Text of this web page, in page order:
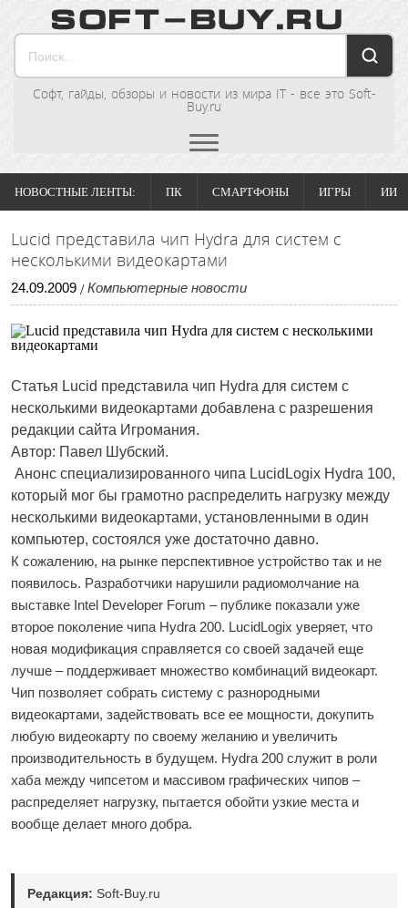
Софт, гайды, обзоры и новости из мира IT - все это Soft-
Buy.ru
НОВОСТНЫЕ ЛЕНТЫ: ПК СМАРТФОНЫ ИГРЫ ИИ
Lucid представила чип Hydra для систем с
несколькими видеокартами
24.09.2009 / Компьютерные новости
Статья Lucid представила чип Hydra для систем с
несколькими видеокартами добавлена с разрешения
редакции сайта Игромания.
Автор: Павел Шубский.
Анонс специализированного чипа LucidLogix Hydra 100,
который мог бы грамотно распределить нагрузку между
несколькими видеокартами, установленными в один
компьютер, состоялся уже достаточно давно.
К сожалению, на рынке перспективное устройство так и не
появилось. Разработчики нарушили радиомолчание на
выставке Intel Developer Forum – публике показали уже
второе поколение чипа Hydra 200. LucidLogix уверяет, что
новая модификация справляется со своей задачей еще
лучше – поддерживает множество комбинаций видеокарт.
Чип позволяет собрать систему с разнородными
видеокартами, задействовать все ее мощности, докупить
любую видеокарту по своему желанию и увеличить
производительность в будущем. Hydra 200 служит в роли
хаба между чипсетом и массивом графических чипов –
распределяет нагрузку, пытается обойти узкие места и
вообще делает много добра.
Редакция: Soft-Buy.ru